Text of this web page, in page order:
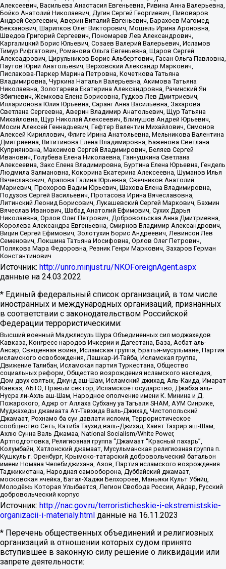
Алексеевич, Васильева Анастасия Евгеньевна, Ривина Анна Валерьевна,
Бойко Анатолий Николаевич, Дугин Сергей Георгиевич, Пивоваров
Андрей Сергеевич, Аверин Виталий Евгеньевич, Барахоев Магомед
Бекханович, Шарипков Олег Викторович, Мошель Ирина Ароновна,
Шведов Григорий Сергеевич, Пономарев Лев Александрович,
Каргалицкий Борис Юльевич, Созаев Валерий Валерьевич, Исламов
Тимур Рифгатович, Романова Ольга Евгеньевна, Щаров Сергей
Алексадрович, Цирульников Борис Альбертович, Гасан Ольга Павловна,
Паутов Юрий Анатольевич, Верховский Александр Маркович,
Пислакова-Паркер Марина Петровна, Кочеткова Татьяна
Владимировна, Чуркина Наталья Валерьевна, Акимова Татьяна
Николаевна, Золотарева Екатерина Александровна, Рачинский Ян
Збигневич, Жемкова Елена Борисовна, Гудков Лев Дмитриевич,
Илларионова Юлия Юрьевна, Саранг Анна Васильевна, Захарова
Светлана Сергеевна, Аверин Владимир Анатольевич, Щур Татьяна
Михайловна, Щур Николай Алексеевич, Блинушов Андрей Юрьевич,
Мосин Алексей Геннадьевич, Гефтер Валентин Михайлович, Симонов
Алексей Кириллович, Флиге Ирина Анатольевна, Мельникова Валентина
Дмитриевна, Вититинова Елена Владимировна, Баженова Светлана
Куприяновна, Максимов Сергей Владимирович, Беляев Сергей
Иванович, Голубева Елена Николаевна, Ганнушкина Светлана
Алексеевна, Закс Елена Владимировна, Буртина Елена Юрьевна, Гендель
Людмила Залмановна, Кокорина Екатерина Алексеевна, Шуманов Илья
Вячеславович, Арапова Галина Юрьевна, Свечников Анатолий
Мариевич, Прохоров Вадим Юрьевич, Шахова Елена Владимировна,
Подузов Сергей Васильевич, Протасова Ирина Вячеславовна,
Литинский Леонид Борисович, Лукашевский Сергей Маркович, Бахмин
Вячеслав Иванович, Шабад Анатолий Ефимович, Сухих Дарья
Николаевна, Орлов Олег Петрович, Добровольская Анна Дмитриевна,
Королева Александра Евгеньевна, Смирнов Владимир Александрович,
Вицин Сергей Ефимович, Золотухин Борис Андреевич, Левинсон Лев
Семенович, Локшина Татьяна Иосифовна, Орлов Олег Петрович,
Полякова Мара Федоровна, Резник Генри Маркович, Захаров Герман
Константинович
Источник: http://unro.minjust.ru/NKOForeignAgent.aspx
данные на 24.03.2022
* Единый федеральный список организаций, в том числе
иностранных и международных организаций, признанных
в соответствии с законодательством Российской
Федерации террористическими:
Высший военный Маджлисуль Шура Объединенных сил моджахедов
Кавказа, Конгресс народов Ичкерии и Дагестана, База, Асбат аль-
Ансар, Священная война, Исламская группа, Братья-мусульмане, Партия
исламского освобождения, Лашкар-И-Тайба, Исламская группа,
Движение Талибан, Исламская партия Туркестана, Общество
социальных реформ, Общество возрождения исламского наследия,
Дом двух святых, Джунд аш-Шам, Исламский джихад, Аль-Каида, Имарат
Кавказ, АБТО, Правый сектор, Исламское государство, Джабха аль-
Нусра ли-Ахль аш-Шам, Народное ополчение имени К. Минина и Д.
Пожарского, Аджр от Аллаха Субхану уа Тагьаля SHAM, АУМ Синрике,
Муджахеды джамаата Ат-Тавхида Валь-Джихад, Чистопольский
Джамаат, Рохнамо ба суи давлати исломи, Террористическое
сообщество Сеть, Катиба Таухид валь-Джихад, Хайят Тахрир аш-Шам,
Ахлю Сунна Валь Джамаа, National Socialism/White Power,
Артподготовка, Религиозная группа “Джамаат “Красный пахарь”,
Колумбайн, Хатлонский джамаат, Мусульманская религиозная группа п.
Кушкуль г. Оренбург, Крымско-татарский добровольческий батальон
имени Номана Челебиджихана, Азов, Партия исламского возрождения
Таджикистана, Народная самооборона, Дуббайский джамаат,
московская ячейка, Батал-Хаджи Белхороев, Маньяки Культ Убийц,
Молодёжь Которая Улыбается, Легион Свобода России, Айдар, Русский
добровольческий корпус
Источник: http://nac.gov.ru/terroristicheskie-i-ekstremistskie-
organizacii-i-materialy.html данные на 16.11.2023
* Перечень общественных объединений и религиозных
организаций в отношении которых судом принято
вступившее в законную силу решение о ликвидации или
запрете деятельности: